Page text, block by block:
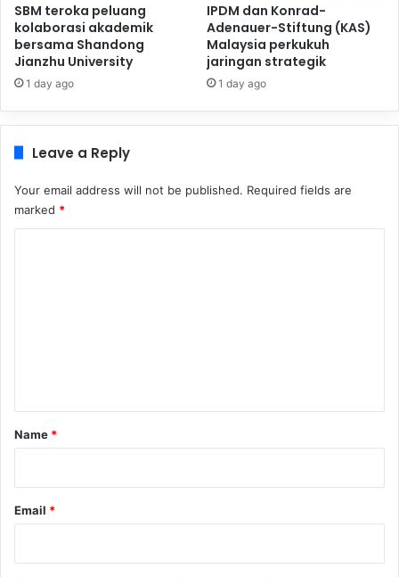
SBM teroka peluang
kolaborasi akademik
bersama Shandong
Jianzhu University
1 day ago
IPDM dan Konrad-
Adenauer-Stiftung (KAS)
Malaysia perkukuh
jaringan strategik
1 day ago
Leave a Reply
Your email address will not be published. Required fields are
marked *
*
Name *
Email *